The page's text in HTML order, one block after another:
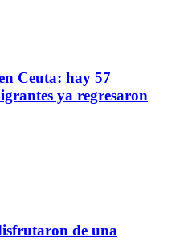
Ceuta: hay 57
ya regresaron
de una